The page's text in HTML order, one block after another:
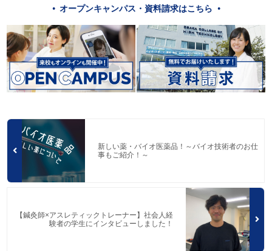
オープンキャンパス・資料請求はこちら
新しい薬・バイオ医薬品！～バイオ技術者のお仕
事もご紹介！～
【鍼灸師×アスレティックトレーナー】社会人経
験者の学生にインタビューしました！